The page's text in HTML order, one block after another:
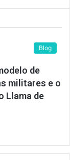
Blog
de
militares e o
Llama de